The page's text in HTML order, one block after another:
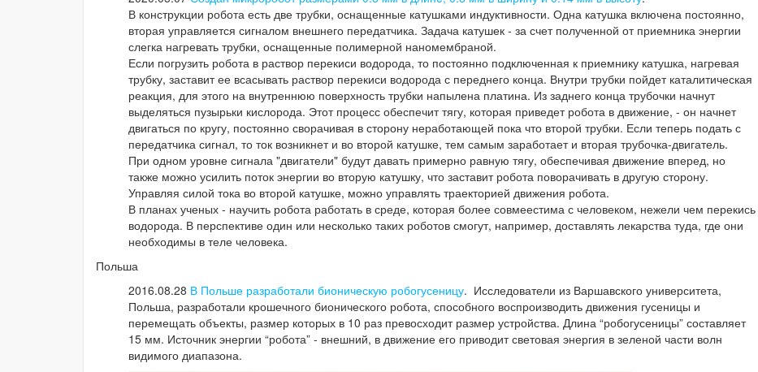
В конструкции робота есть две трубки, оснащенные катушками индуктивности. Одна катушка включена постоянно,
вторая управляется сигналом внешнего передатчика. Задача катушек - за счет полученной от приемника энергии
слегка нагревать трубки, оснащенные полимерной наномембраной.
Если погрузить робота в раствор перекиси водорода, то постоянно подключенная к приемнику катушка, нагревая
трубку, заставит ее всасывать раствор перекиси водорода с переднего конца. Внутри трубки пойдет каталитическая
реакция, для этого на внутреннюю поверхность трубки напылена платина. Из заднего конца трубочки начнут
выделяться пузырьки кислорода. Этот процесс обеспечит тягу, которая приведет робота в движение, - он начнет
двигаться по кругу, постоянно сворачивая в сторону неработающей пока что второй трубки. Если теперь подать с
передатчика сигнал, то ток возникнет и во второй катушке, тем самым заработает и вторая трубочка-двигатель.
При одном уровне сигнала "двигатели" будут давать примерно равную тягу, обеспечивая движение вперед, но
также можно усилить поток энергии во вторую катушку, что заставит робота поворачивать в другую сторону.
Управляя силой тока во второй катушке, можно управлять траекторией движения робота.
В планах ученых - научить робота работать в среде, которая более совмеестима с человеком, нежели чем перекись
водорода. В перспективе один или несколько таких роботов смогут, например, доставлять лекарства туда, где они
необходимы в теле человека.
Польша
2016.08.28 В Польше разработали бионическую робогусеницу. Исследователи из Варшавского университета,
Польша, разработали крошечного бионического робота, способного воспроизводить движения гусеницы и
перемещать объекты, размер которых в 10 раз превосходит размер устройства. Длина “робогусеницы” составляет
15 мм. Источник энергии “робота” - внешний, в движение его приводит световая энергия в зеленой части волн
видимого диапазона.